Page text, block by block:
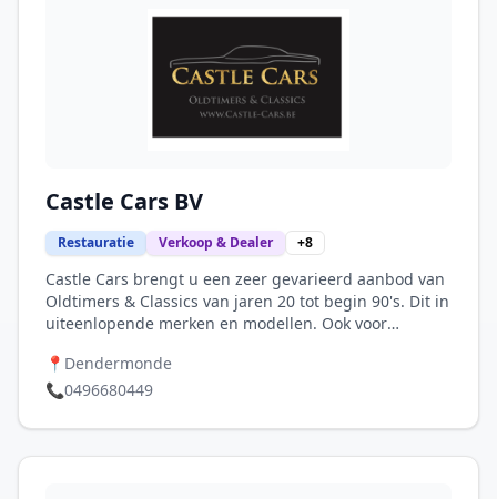
Castle Cars BV
Restauratie Verkoop & Dealer +8
Castle Cars brengt u een zeer gevarieerd aanbod van
Oldtimers & Classics van jaren 20 tot begin 90's. Dit in
uiteenlopende merken en modellen. Ook voor
zeker verderhelpen. We dragen dan ook service hoog
in het vaandel! Voor onderhoud, herstelling,
juste adres. Onze 1000m2 grote showroom te
Dendermonde is steeds vrijblijvend open.
📍 Dendermonde
📞0496680449